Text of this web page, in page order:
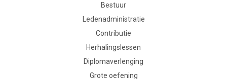
Bestuur
Ledenadministratie
Contributie
Herhalingslessen
Diplomaverlenging
Grote oefening